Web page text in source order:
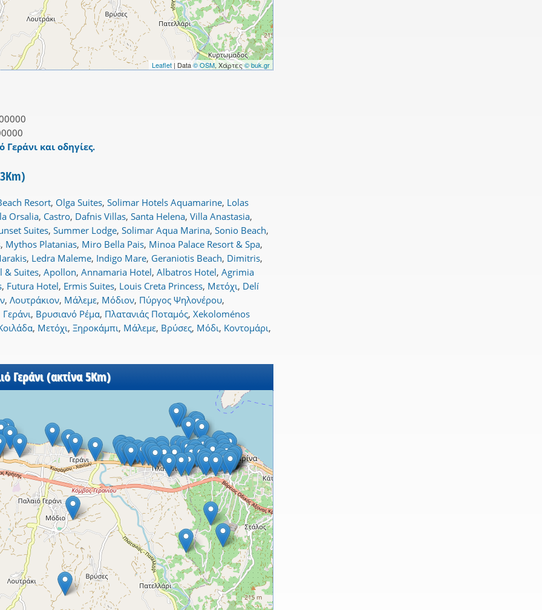
Leaflet| Data© OSM, Χάρτες© buk.gr
Γεράνι και οδηγίες.
Resort, Olga Suites, Solimar Hotels Aquamarine, Lolas
Orsalia, Castro, Dafnis Villas, Santa Helena, Villa Anastasia,
Suites, Summer Lodge, Solimar Aqua Marina, Sonio Beach,
, Mythos Platanias, Miro Bella Pais, Minoa Palace Resort & Spa,
, Ledra Maleme, Indigo Mare, Geraniotis Beach, Dimitris,
& Suites, Apollon, Annamaria Hotel, Albatros Hotel, Agrimia
, Futura Hotel, Ermis Suites, Louis Creta Princess, Μετόχι, Delí
, Λουτράκιον, Μάλεμε, Μόδιον, Πύργος Ψηλονέρου,
Γεράνι, Βρυσιανό Ρέμα, Πλατανιάς Ποταμός, Xekoloménos
, Μετόχι, Ξηροκάμπι, Μάλεμε, Βρύσες, Μόδι, Κοντομάρι,
Γεράνι (ακτίνα 5Km)